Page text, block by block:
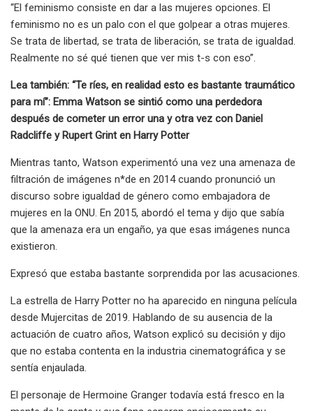
“El feminismo consiste en dar a las mujeres opciones. El
feminismo no es un palo con el que golpear a otras mujeres.
Se trata de libertad, se trata de liberación, se trata de igualdad.
Realmente no sé qué tienen que ver mis t-s con eso”.
Lea también: “Te ríes, en realidad esto es bastante traumático
para mí”: Emma Watson se sintió como una perdedora
después de cometer un error una y otra vez con Daniel
Radcliffe y Rupert Grint en Harry Potter
Mientras tanto, Watson experimentó una vez una amenaza de
filtración de imágenes n*de en 2014 cuando pronunció un
discurso sobre igualdad de género como embajadora de
mujeres en la ONU. En 2015, abordó el tema y dijo que sabía
que la amenaza era un engaño, ya que esas imágenes nunca
existieron.
Expresó que estaba bastante sorprendida por las acusaciones.
La estrella de Harry Potter no ha aparecido en ninguna película
desde Mujercitas de 2019. Hablando de su ausencia de la
actuación de cuatro años, Watson explicó su decisión y dijo
que no estaba contenta en la industria cinematográfica y se
sentía enjaulada.
El personaje de Hermoine Granger todavía está fresco en la